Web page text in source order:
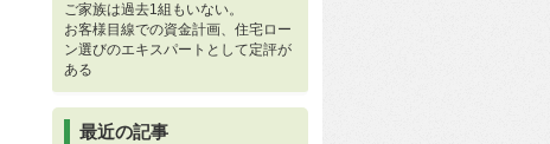
ご家族は過去1組もいない。
お客様目線での資金計画、住宅ロー
ン選びのエキスパートとして定評が
ある
最近の記事